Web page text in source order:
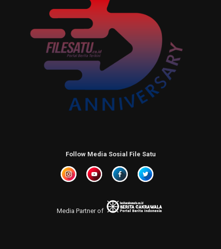
Follow Media Sosial File Satu
Media Partner of